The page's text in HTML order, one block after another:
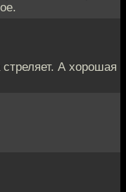
стреляет. А хорошая